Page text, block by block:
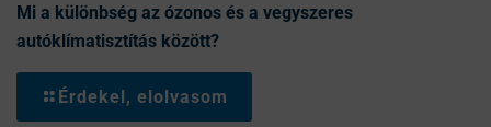
Mi a különbség az ózonos és a vegyszeres
autóklímatisztítás között?
Érdekel, elolvasom